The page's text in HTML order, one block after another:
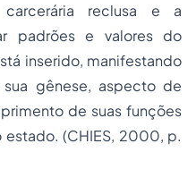
reclusa e a
padrões e valores do
inserido, manifestando
gênese, aspecto de
de suas funções
(CHIES, 2000, p.